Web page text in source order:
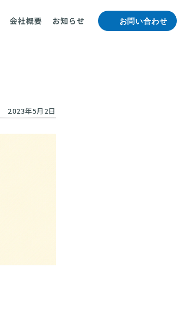
会社概要 お知らせ お問い合わせ
2023年5月2日